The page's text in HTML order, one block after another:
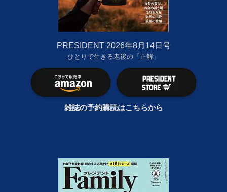
PRESIDENT 2026年8月14日号
ひとりで生きる老後の「正解」
雑誌の予約購読はこちらから